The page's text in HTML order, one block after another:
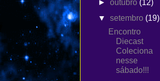
►outubro (12)
▼setembro (19)
Encontro
Diecast
Coleciona
nesse
sábado!!!